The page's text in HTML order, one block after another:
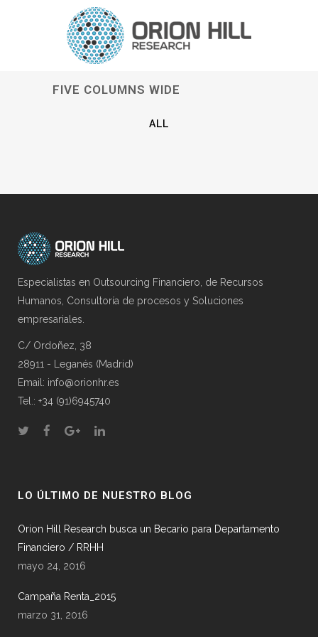
FIVE COLUMNS WIDE
ALL
Especialistas en Outsourcing Financiero, de Recursos
Humanos, Consultoría de procesos y Soluciones
empresariales.
C/ Ordoñez, 38
28911 - Leganés (Madrid)
Email: info@orionhr.es
Tel.: +34 (91)6945740
LO ÚLTIMO DE NUESTRO BLOG
Orion Hill Research busca un Becario para Departamento
Financiero / RRHH
mayo 24, 2016
Campaña Renta_2015
marzo 31, 2016